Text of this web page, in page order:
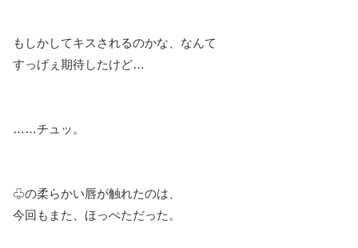
もしかしてキスされるのかな、なんて
すっげぇ期待したけど…
……チュッ。
♧の柔らかい唇が触れたのは、
今回もまた、ほっぺただった。